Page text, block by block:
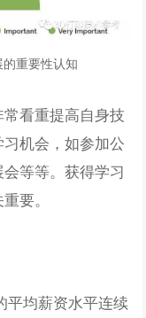
重要性认知
看重提高自身技
机会，如参加公
等等。获得学习
要。
平均薪资水平连续